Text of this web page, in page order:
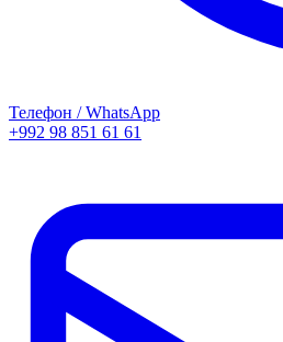
Телефон / WhatsApp
+992 98 851 61 61